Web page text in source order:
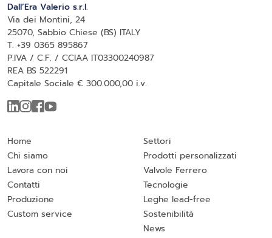
Dall’Era Valerio s.r.l.
Via dei Montini, 24
25070, Sabbio Chiese (BS) ITALY
T. +39 0365 895867
P.IVA / C.F. / CCIAA IT03300240987
REA BS 522291
Capitale Sociale € 300.000,00 i.v.
Home
Chi siamo
Lavora con noi
Contatti
Produzione
Custom service
Settori
Prodotti personalizzati
Valvole Ferrero
Tecnologie
Leghe lead-free
Sostenibilità
News